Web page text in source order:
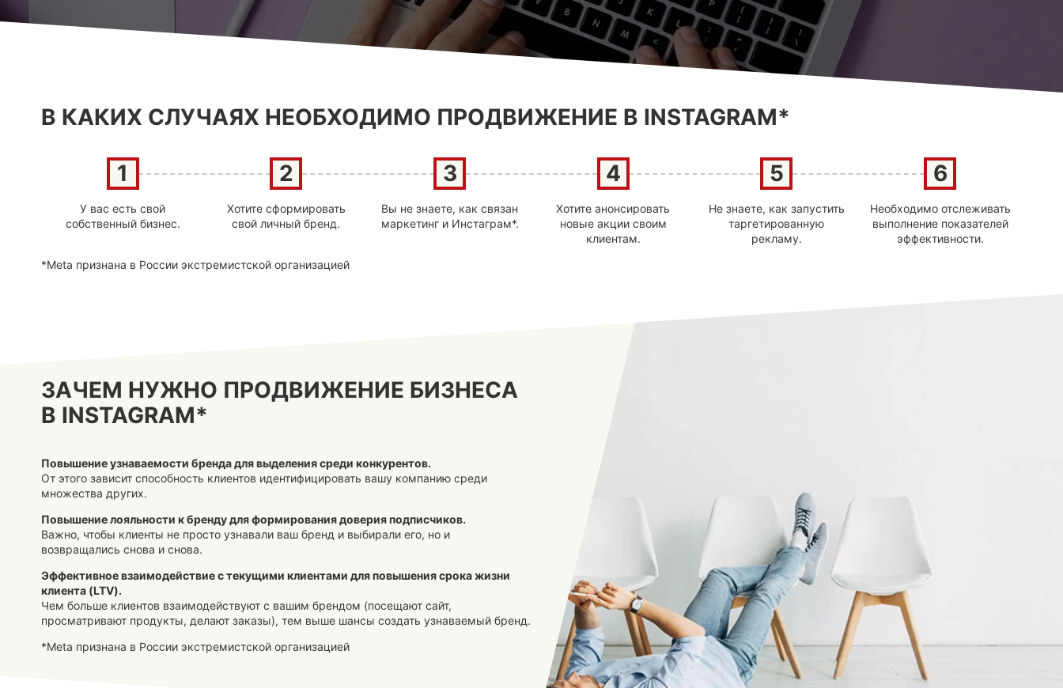
В КАКИХ СЛУЧАЯХ НЕОБХОДИМО ПРОДВИЖЕНИЕ В INSTAGRAM*
У вас есть свой
собственный бизнес.
Хотите сформировать
свой личный бренд.
Вы не знаете, как связан
маркетинг и Инстаграм*.
Хотите анонсировать
новые акции своим
клиентам.
Не знаете, как запустить
таргетированную
рекламу.
Необходимо отслеживать
выполнение показателей
эффективности.
*Meta признана в России экстремистской организацией
ЗАЧЕМ НУЖНО ПРОДВИЖЕНИЕ БИЗНЕСА
В INSTAGRAM*
Повышение узнаваемости бренда для выделения среди конкурентов.
От этого зависит способность клиентов идентифицировать вашу компанию среди
множества других.
Повышение лояльности к бренду для формирования доверия подписчиков.
Важно, чтобы клиенты не просто узнавали ваш бренд и выбирали его, но и
возвращались снова и снова.
Эффективное взаимодействие с текущими клиентами для повышения срока жизни
клиента (LTV).
Чем больше клиентов взаимодействуют с вашим брендом (посещают сайт,
просматривают продукты, делают заказы), тем выше шансы создать узнаваемый бренд.
*Meta признана в России экстремистской организацией